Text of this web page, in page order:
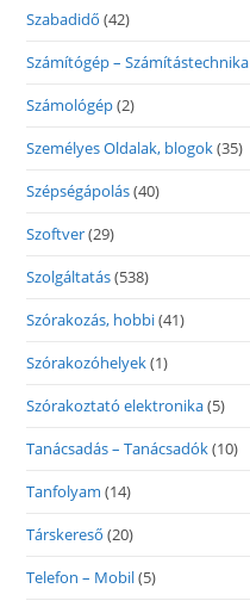
Szabadidő (42)
Számítógép – Számítástechnika
Számológép(2)
Személyes Oldalak, blogok(35)
Szépségápolás(40)
Szoftver(29)
Szolgáltatás(538)
Szórakozás, hobbi(41)
Szórakozóhelyek(1)
Szórakoztató elektronika(5)
Tanácsadás – Tanácsadók(10)
Tanfolyam (14)
Társkereső (20)
Telefon – Mobil(5)